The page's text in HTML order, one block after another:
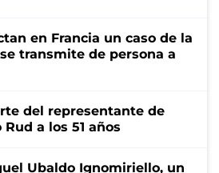
en Francia un caso de la
transmite de persona a
del representante de
a los 51 años
Ubaldo Ignomiriello, un